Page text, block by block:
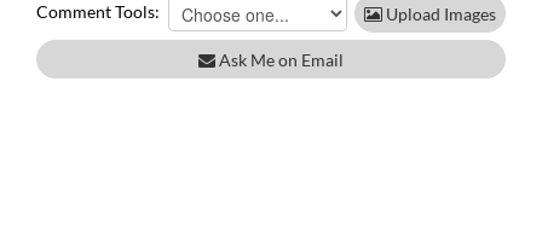
Comment Tools: Upload Images
Ask Me on Email